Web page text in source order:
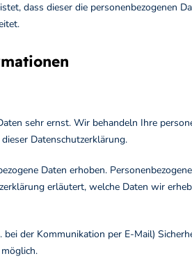
dass dieser die personenbezogenen
sehr ernst. Wir behandeln Ihre
Datenschutzerklärung.
Daten erhoben.
erläutert, welche Daten wir
der Kommunikation per E-Mail)